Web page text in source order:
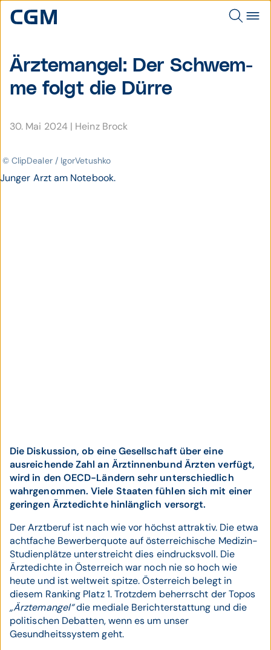
Ärzte­mangel: Der Schwem­
me folgt die Dürre
30. Mai 2024 | Heinz Brock
© ClipDealer / IgorVetushko
Junger Arzt am Notebook.
Die Diskussion, ob eine Gesellschaft über eine
ausreichende Zahl an Ärztinnenbund Ärzten verfügt,
wird in den OECD-Ländern sehr unterschiedlich
wahrgenommen. Viele Staaten fühlen sich mit einer
geringen Ärztedichte hinlänglich versorgt.
Der Arztberuf ist nach wie vor höchst attraktiv. Die etwa
achtfache Bewerberquote auf österreichische Medizin-
Studienplätze unterstreicht dies eindrucksvoll. Die
Ärztedichte in Österreich war noch nie so hoch wie
heute und ist weltweit spitze. Österreich belegt in
diesem Ranking Platz 1. Trotzdem beherrscht der Topos
„Ärztemangel“die mediale Berichterstattung und die
politischen Debatten, wenn es um unser
Gesundheitssystem geht.